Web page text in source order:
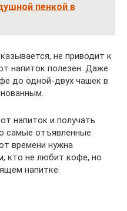
пенкой в
не приводит к
напиток полезен. Даже
до одной-двух чашек в
напиток и получать
самые отъявленные
времени нужна
кто не любит кофе, но
напитке.